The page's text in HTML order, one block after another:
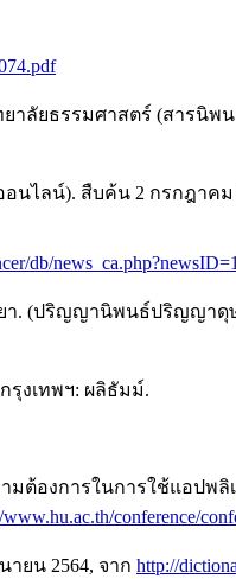
ยาลัยธรรมศาสตร์ (สาร
ไลน์). สืบค้น 2 กรกฎาคม
db/
า. (ปริญญานิพนธ์ปริญญ
รุงเทพฯ: ผลิธัมม์.
องการในการใช้แอปพลิ
conference/
ยน 2564, จาก http://